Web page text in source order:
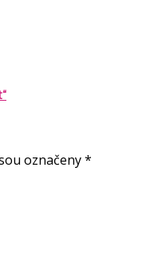
označeny*